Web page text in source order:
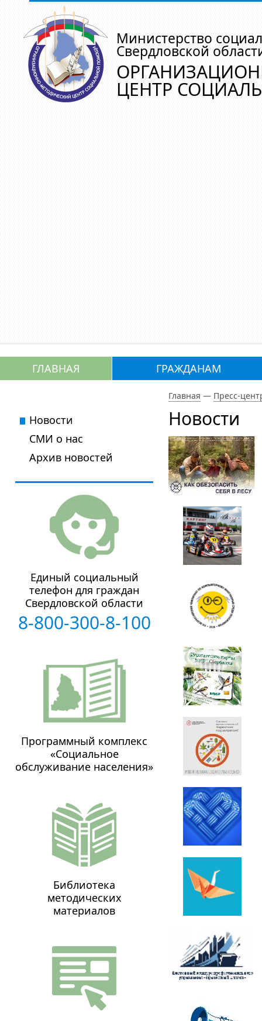
Министерство
Свердловской
ЦЕНТР
ГЛАВНАЯ ГРАЖДАНАМ
Главная — Пресс-
Новости
Новости
СМИ о нас
Архив новостей
Единый социальный
телефон для граждан
Свердловской области
8-800-300-8-100
Программный комплекс
«Социальное
обслуживание населения»
Библиотека
методических
материалов